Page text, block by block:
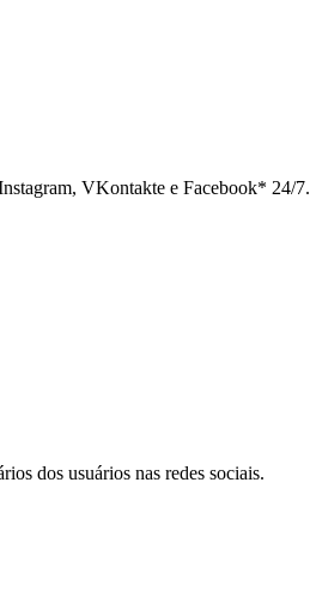
VKontakte e Facebook* 24/7.
dos usuários nas redes sociais.